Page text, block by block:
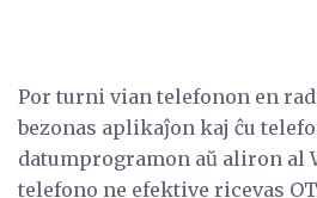
Por turni vian telefonon en
bezonas aplikaĵon kaj ĉu
datumprogramon aŭ aliron al
telefono ne efektive ricevas